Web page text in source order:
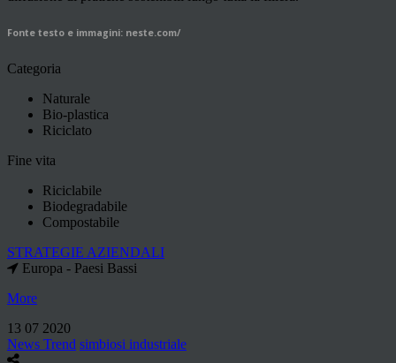
Fonte testo e immagini: neste.com/
Categoria
Naturale
Bio-plastica
Riciclato
Fine vita
Riciclabile
Biodegradabile
Compostabile
STRATEGIE AZIENDALI
Europa - Paesi Bassi
More
13 07 2020
News Trend simbiosi industriale